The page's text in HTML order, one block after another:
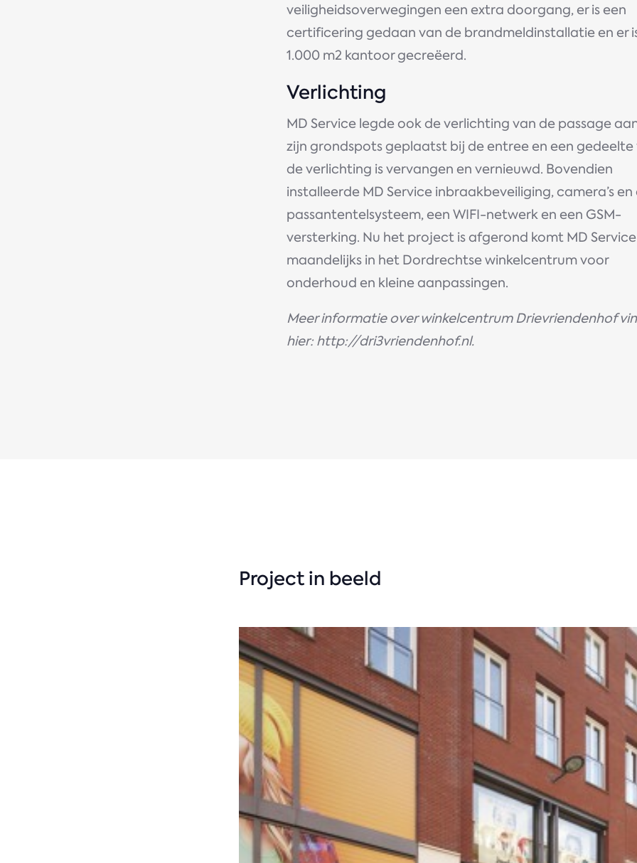
veiligheidsoverwegingen een extra doorgang, er is een
certificering gedaan van de brandmeldinstallatie en er
1.000 m2 kantoor gecreëerd.
Verlichting
MD Service legde ook de verlichting van de passage
zijn grondspots geplaatst bij de entree en een gedeelte
de verlichting is vervangen en vernieuwd. Bovendien
installeerde MD Service inbraakbeveiliging, camera’s en
passantentelsysteem, een WIFI-netwerk en een GSM-
versterking. Nu het project is afgerond komt MD
maandelijks in het Dordrechtse winkelcentrum voor
onderhoud en kleine aanpassingen.
Meer informatie over winkelcentrum Drievriendenhof
hier: http://dri3vriendenhof.nl.
Project in beeld